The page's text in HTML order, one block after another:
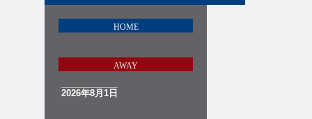
2026年8月1日